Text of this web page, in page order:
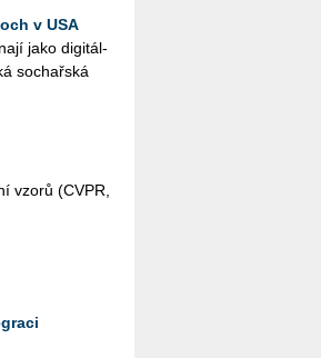
v USA
jako di­gi­tál­
so­chař­ská
vzorů (CVPR,